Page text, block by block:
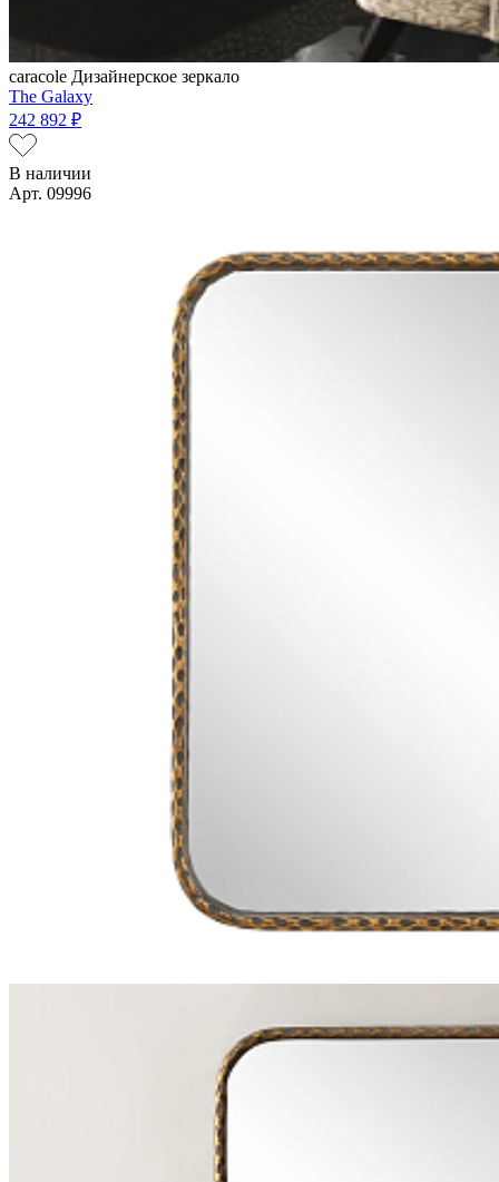
caracole Дизайнерское зеркало
The Galaxy
242 892 ₽
В наличии
Арт. 09996